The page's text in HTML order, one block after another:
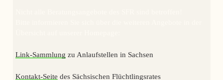
Link-Sammlung zu Anlaufstellen in Sachsen
Kontakt-Seite des Sächsischen Flüchtlingsrates